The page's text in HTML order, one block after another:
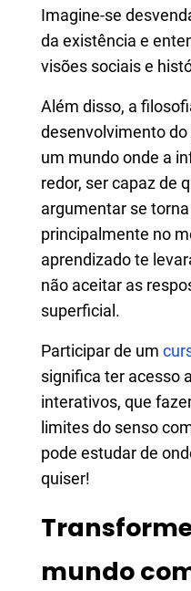
Imagine-se
da existência e
visões sociais e
Além disso, a
desenvolvimento
um mundo onde a
redor, ser capaz de
argumentar se
principalmente no
aprendizado te
não aceitar as
superficial.
Participar de um
significa ter acesso
interativos, que
limites do senso
pode estudar de
quiser!
mundo